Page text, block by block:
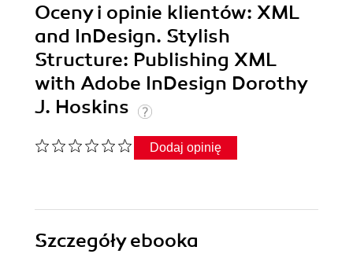
Oceny i opinie klientów: XML
and InDesign. Stylish
Structure: Publishing XML
with Adobe InDesign Dorothy
J. Hoskins
Dodaj opinię
Szczegółyebooka